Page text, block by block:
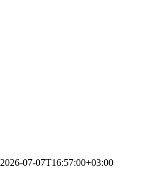
2026-07-07T16:57:00+03:00